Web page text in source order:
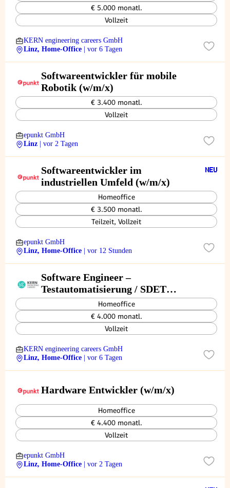
€ 5.000 monatl.
Vollzeit
KERN engineering careers GmbH
Linz, Home-Office
| vor 6 Tagen
Softwareentwickler für mobile
Robotik (w/m/x)
€ 3.400 monatl.
Vollzeit
epunkt GmbH
Linz
| vor 2 Tagen
Softwareentwickler im
industriellen Umfeld (w/m/x)
Homeoffice
€ 3.500 monatl.
Teilzeit, Vollzeit
epunkt GmbH
Linz, Home-Office
| vor 12 Stunden
Software Engineer –
Testautomatisierung / SDET
(w/m/d)
Homeoffice
€ 4.000 monatl.
Vollzeit
KERN engineering careers GmbH
Linz, Home-Office
| vor 6 Tagen
Hardware Entwickler (w/m/x)
Homeoffice
€ 4.400 monatl.
Vollzeit
epunkt GmbH
Linz, Home-Office
| vor 2 Tagen